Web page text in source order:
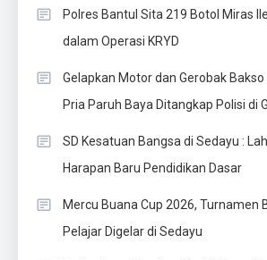
Polres Bantul Sita 219 Botol Miras
dalam Operasi KRYD
Gelapkan Motor dan Gerobak
Pria Paruh Baya Ditangkap Polisi di
SD Kesatuan Bangsa di Sedayu :
Harapan Baru Pendidikan Dasar
Mercu Buana Cup 2026, Turnamen
Pelajar Digelar di Sedayu